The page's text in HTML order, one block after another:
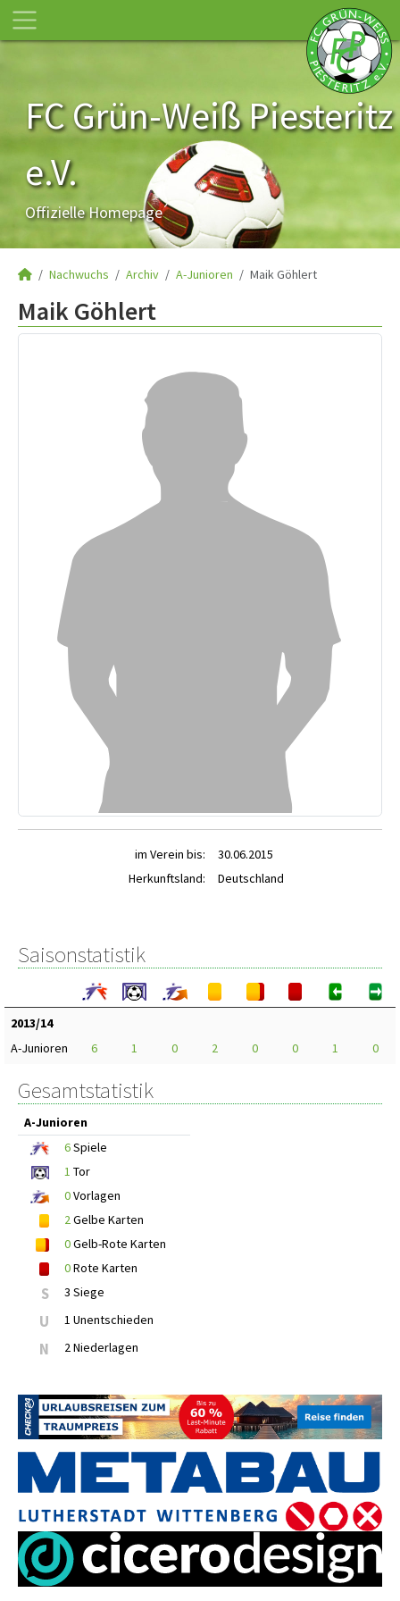
FC Grün-Weiß Piesteritz
e.V.
Offizielle Homepage
Nachwuchs Archiv A-Junioren Maik Göhlert
Maik Göhlert
im Verein bis:
30.06.2015
Herkunftsland:
Deutschland
Saisonstatistik
2013/14
A-Junioren
6 1 0 2 0 0 1 0
Gesamtstatistik
A-Junioren
6Spiele
1 Tor
0Vorlagen
2Gelbe Karten
0Gelb-Rote Karten
0Rote Karten
S 3 Siege
U 1 Unentschieden
N 2 Niederlagen